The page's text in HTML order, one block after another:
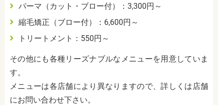
パーマ（カット・ブロー付）：3,300円～
縮毛矯正（ブロー付）：6,600円～
トリートメント：550円～
その他にも各種リーズナブルなメニューを用意していま
す。
メニューは各店舗により異なりますので、詳しくは店舗
にお問い合わせ下さい。